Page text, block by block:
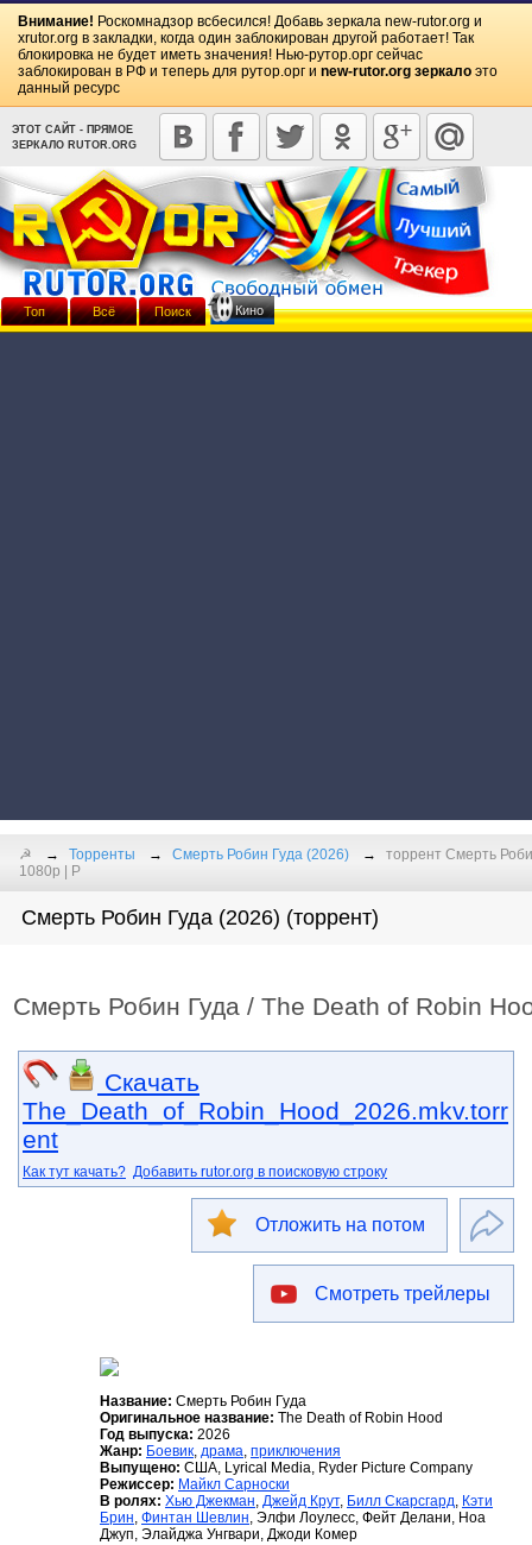
Внимание! Роскомнадзор всбесился! Добавь зеркала new-rutor.org и
xrutor.org в закладки, когда один заблокирован другой работает! Так
блокировка не будет иметь значения! Нью-рутор.орг сейчас
заблокирован в РФ и теперь для рутор.орг и new-rutor.org зеркало это
данный ресурс
ЭТОТ САЙТ - ПРЯМОЕ
ЗЕРКАЛО RUTOR.ORG
☭ Торренты Смерть Робин Гуда (2026)
торрент Смерть
1080p | Р
Смерть Робин Гуда (2026) (торрент)
Смерть Робин Гуда / The Death of Robin
Скачать
The_Death_of_Robin_Hood_2026.mkv.torr
ent
Как тут качать? Добавить rutor.org в поисковую строку
Отложить на потом
Смотреть трейлеры
Название: Смерть Робин Гуда
Оригинальное название: The Death of Robin Hood
Год выпуска: 2026
Жанр: Боевик, драма, приключения
Выпущено: США, Lyrical Media, Ryder Picture Company
Режиссер: Майкл Сарноски
В ролях: Хью Джекман, Джейд Крут, Билл Скарсгард, Кэти
Брин, Финтан Шевлин, Элфи Лоулесс, Фейт Делани, Ноа
Джуп, Элайджа Унгвари, Джоди Комер